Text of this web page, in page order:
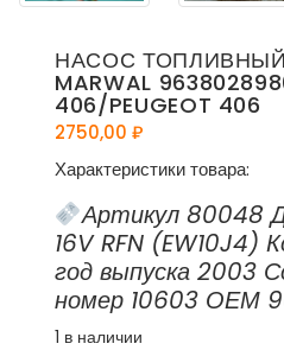
НАСОС
MARWAL
406/PEUGEOT 406
2750,00 ₽
Характеристики товара:
Артикул 80048
16V RFN (EW10J4)
год выпуска 2003
номер 10603 ОЕМ
1 в наличии